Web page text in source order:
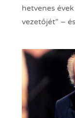
hetvenes
vezetőjét” –